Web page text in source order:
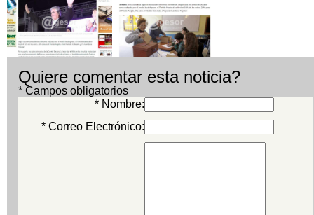
Quiere comentar esta noticia?
* Campos obligatorios
* Nombre:
* Correo Electrónico: